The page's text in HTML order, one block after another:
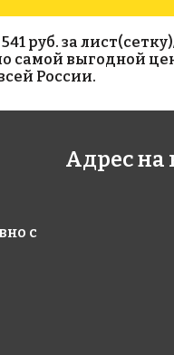
8523 руб./м²
Golden Effect
руб. за
самой выгодной
России.
с
Адрес на